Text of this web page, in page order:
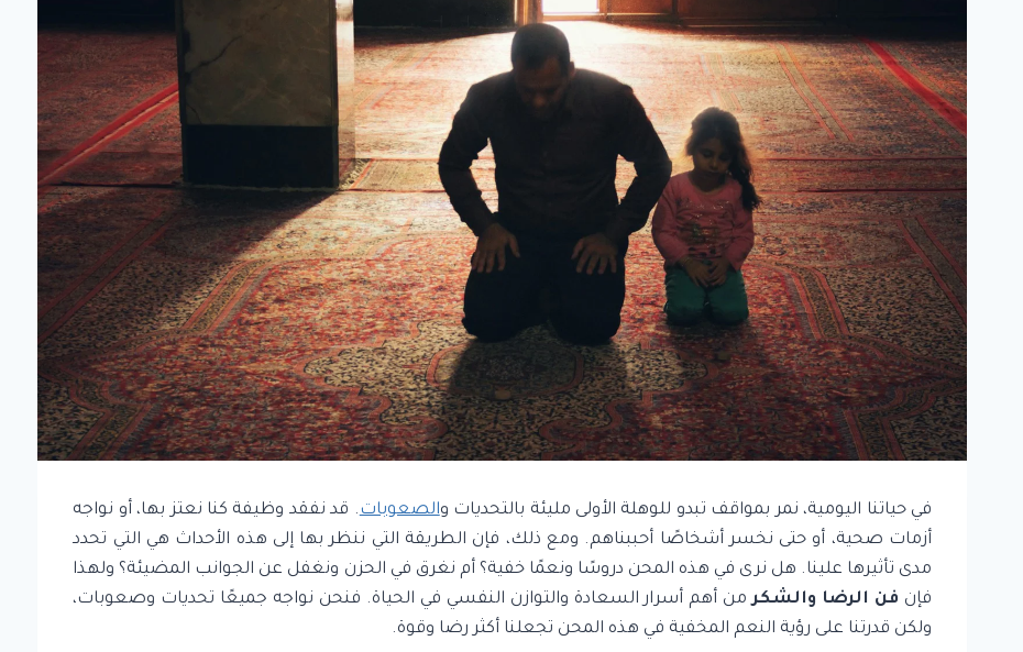
في حياتنا اليومية، نمر بمواقف تبدو للوهلة الأولى مليئة بالتحديات والصعوبات. قد نفقد وظيفة كنا نعتز بها، أو نواجه
أزمات صحية، أو حتى نخسر أشخاصًا أحببناهم. ومع ذلك، فإن الطريقة التي ننظر بها إلى هذه الأحداث هي التي تحدد
مدى تأثيرها علينا. هل نرى في هذه المحن دروسًا ونعمًا خفية؟ أم نغرق في الحزن ونغفل عن الجوانب المضيئة؟ ولهذا
فإن فن الرضا والشكرمن أهم أسرار السعادة والتوازن النفسي في الحياة. فنحن نواجه جميعًا تحديات وصعوبات،
ولكن قدرتنا على رؤية النعم المخفية في هذه المحن تجعلنا أكثر رضا وقوة.